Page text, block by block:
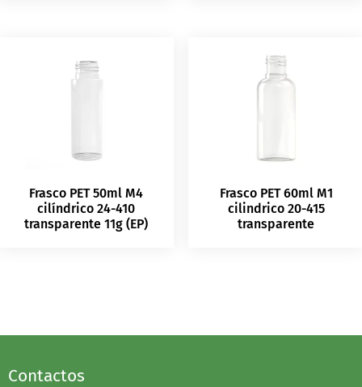
Frasco PET 50ml M4
cilíndrico 24-410
transparente 11g (EP)
Frasco PET 60ml M1
cilindrico 20-415
transparente
Contactos